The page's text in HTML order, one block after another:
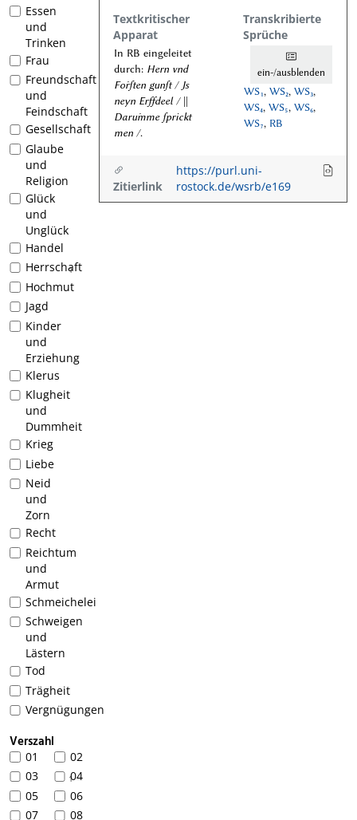
Essen
und
Trinken
Frau
Freundschaft
und
Feindschaft
Gesellschaft
Glaube
und
Religion
Glück
und
Unglück
Handel
1
Herrschaft
Hochmut
Jagd
Kinder
und
Erziehung
Klerus
Klugheit
und
Dummheit
Krieg
Liebe
Neid
und
Zorn
Recht
Reichtum
und
Armut
Schmeichelei
Schweigen
und
Lästern
Tod
Trägheit
Vergnügungen
Verszahl
01
02
03
104
05
06
07
08
Textkritischer
Apparat
Transkribierte
Sprüche
In RB eingeleitet
durch: Hern vnd
Foͤrſten gunſt / Js
neyn Erffdeel /||
Daruͤmme ſprickt
men /.
ein-/ausblenden
WS₁, WS₂, WS₃,
WS₄, WS₅, WS₆,
WS₇, RB
Zitierlink
https://purl.uni-
rostock.de/wsrb/e169